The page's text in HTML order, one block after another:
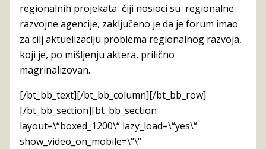
regionalnih projekata čiji nosioci su regionalne
razvojne agencije, zaključeno je da je forum imao
za cilj aktuelizaciju problema regionalnog razvoja,
koji je, po mišljenju aktera, prilično
magrinalizovan.
[/bt_bb_text][/bt_bb_column][/bt_bb_row]
[/bt_bb_section][bt_bb_section
layout=\“boxed_1200\“ lazy_load=\“yes\“
show_video_on_mobile=\“\“